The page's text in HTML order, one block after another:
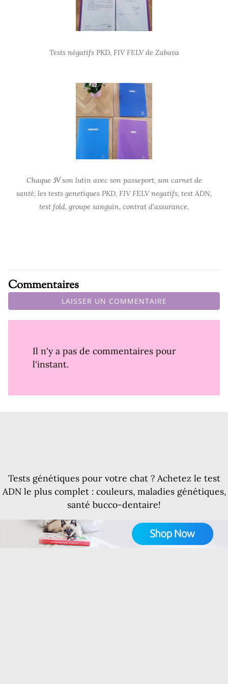
Tests négatifs PKD, FIV FELV de Zabava
Chaque ߐᠡ son lutin avec son passeport, son carnet de
santé, les tests genetiques PKD, FIV FELV negatifs, test ADN,
test fold, groupe sanguin, contrat d'assurance.
Commentaires
LAISSER UN COMMENTAIRE
Il n'y a pas de commentaires pour
l'instant.
Tests génétiques pour votre chat ? Achetez le test
ADN le plus complet : couleurs, maladies génétiques,
santé bucco-dentaire!